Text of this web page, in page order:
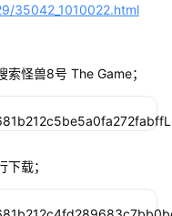
35042_1010022.html
怪兽8号 The Game；
载；